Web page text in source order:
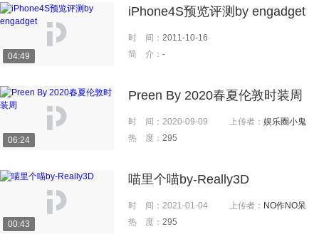
04:49
iPhone4S预览评测by engadget
时 间： 2011-10-16
简 介： -
06:24
Preen By 2020春夏伦敦时装周
时 间： 2020-09-09 上传者： 娱乐圈小鬼
热 度： 295
00:43
喵里个喵by-Really3D
时 间： 2021-01-04 上传者： NO作NO呆
热 度： 295